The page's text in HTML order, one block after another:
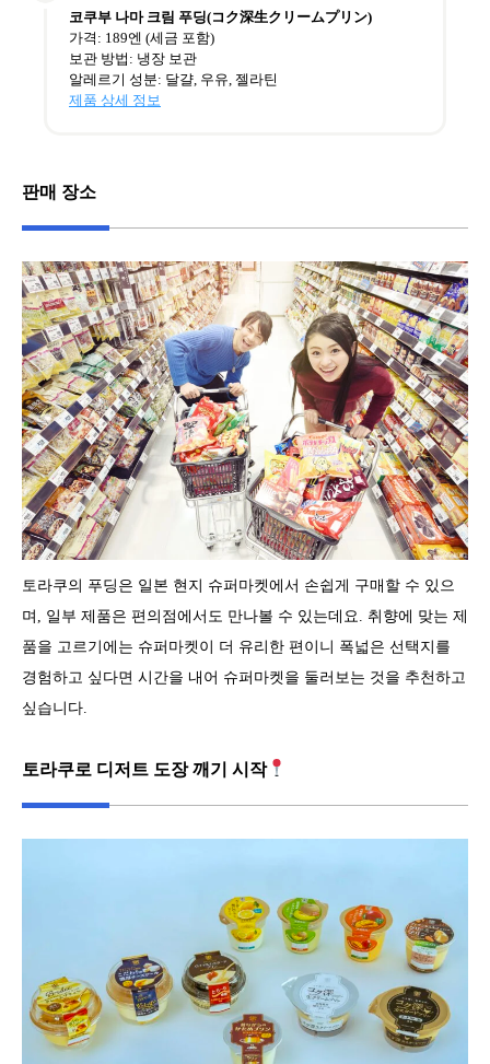
코쿠부 나마 크림 푸딩(コク深生クリームプリン)
가격: 189엔 (세금 포함)
보관 방법: 냉장 보관
알레르기 성분: 달걀, 우유, 젤라틴
제품 상세 정보
판매 장소
토라쿠의 푸딩은 일본 현지 슈퍼마켓에서 손쉽게 구매할 수 있으
며, 일부 제품은 편의점에서도 만나볼 수 있는데요. 취향에 맞는 제
품을 고르기에는 슈퍼마켓이 더 유리한 편이니 폭넓은 선택지를
경험하고 싶다면 시간을 내어 슈퍼마켓을 둘러보는 것을 추천하고
싶습니다.
토라쿠로 디저트 도장 깨기 시작